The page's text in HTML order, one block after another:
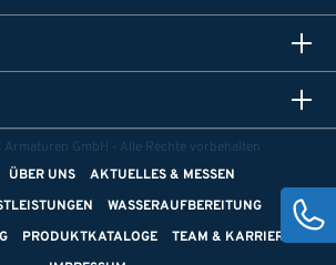
Armaturen GmbH - Alle Rechte vorbehalten
ÜBER UNS
AKTUELLES & MESSEN
WASSERAUFBEREITUNG
PRODUKTKATALOGE
TEAM & KARRIERE